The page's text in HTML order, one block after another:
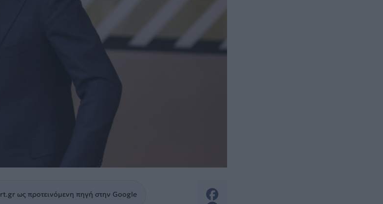
ως προτεινόμενη πηγή στην Google